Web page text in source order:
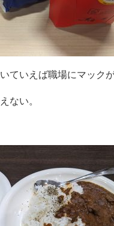
ていえば職場にマック
ない。